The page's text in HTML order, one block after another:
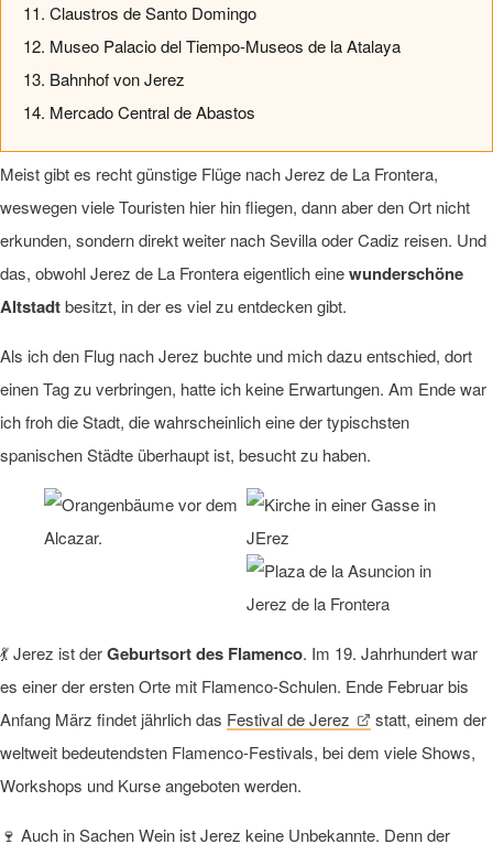
11. Claustros de Santo Domingo
12. Museo Palacio del Tiempo-Museos de la Atalaya
13. Bahnhof von Jerez
14. Mercado Central de Abastos
Meist gibt es recht günstige Flüge nach Jerez de La Frontera,
weswegen viele Touristen hier hin fliegen, dann aber den Ort nicht
erkunden, sondern direkt weiter nach Sevilla oder Cadiz reisen. Und
das, obwohl Jerez de La Frontera eigentlich einewunderschöne
Altstadtbesitzt, in der es viel zu entdecken gibt.
Als ich den Flug nach Jerez buchte und mich dazu entschied, dort
einen Tag zu verbringen, hatte ich keine Erwartungen. Am Ende war
ich froh die Stadt, die wahrscheinlich eine der typischsten
spanischen Städte überhaupt ist, besucht zu haben.
💃 Jerez ist derGeburtsort des Flamenco. Im 19. Jahrhundert war
es einer der ersten Orte mit Flamenco-Schulen. Ende Februar bis
Anfang März findet jährlich das Festival de Jerez
statt, einem der
weltweit bedeutendsten Flamenco-Festivals, bei dem viele Shows,
Workshops und Kurse angeboten werden.
🍷 Auch in Sachen Wein ist Jerez keine Unbekannte. Denn der